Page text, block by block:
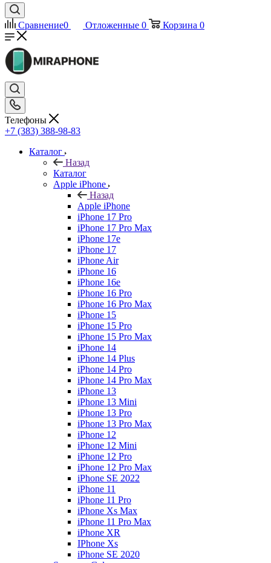
Сравнение0 Отложенные 0 Корзина 0
Телефоны
+7 (383) 388-98-83
Каталог
Назад
Каталог
Apple iPhone
Назад
Apple iPhone
iPhone 17 Pro
iPhone 17 Pro Max
iPhone 17e
iPhone 17
iPhone Air
iPhone 16
iPhone 16e
iPhone 16 Pro
iPhone 16 Pro Max
iPhone 15
iPhone 15 Pro
iPhone 15 Pro Max
iPhone 14
iPhone 14 Plus
iPhone 14 Pro
iPhone 14 Pro Max
iPhone 13
iPhone 13 Mini
iPhone 13 Pro
iPhone 13 Pro Max
iPhone 12
iPhone 12 Mini
iPhone 12 Pro
iPhone 12 Pro Max
iPhone SE 2022
iPhone 11
iPhone 11 Pro
iPhone Xs Max
iPhone 11 Pro Max
iPhone XR
IPhone Xs
iPhone SE 2020